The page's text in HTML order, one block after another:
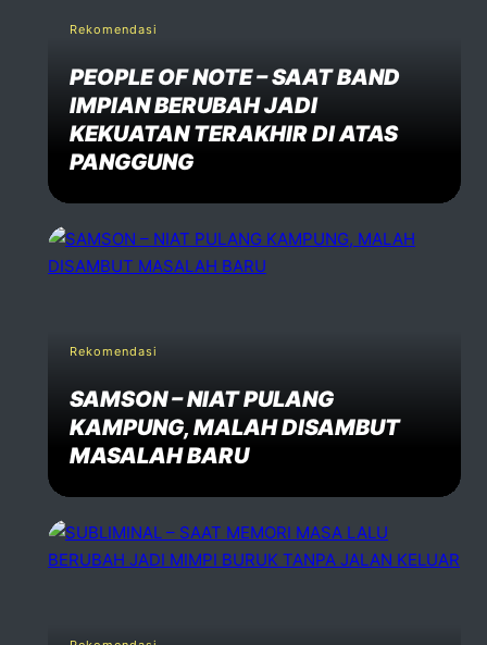
Rekomendasi
PEOPLE OF NOTE – SAAT BAND
IMPIAN BERUBAH JADI
KEKUATAN TERAKHIR DI ATAS
PANGGUNG
Rekomendasi
SAMSON – NIAT PULANG
KAMPUNG, MALAH DISAMBUT
MASALAH BARU